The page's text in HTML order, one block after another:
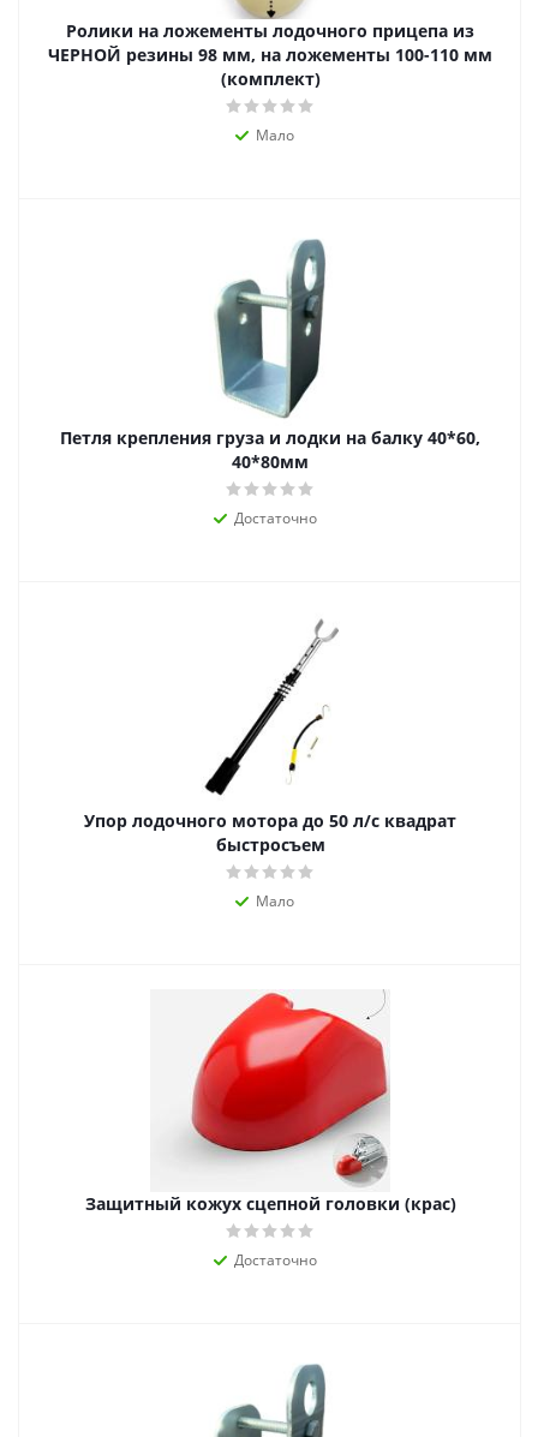
Ролики на ложементы лодочного прицепа из
ЧЕРНОЙ резины 98 мм, на ложементы 100-110 мм
(комплект)
Мало
Петля крепления груза и лодки на балку 40*60,
40*80мм
Достаточно
Упор лодочного мотора до 50 л/с квадрат
быстросъем
Мало
Защитный кожух сцепной головки (крас)
Достаточно